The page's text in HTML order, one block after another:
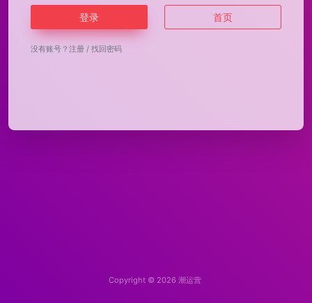
登录 首页
没有账号？ 注册 / 找回密码
Copyright © 2026 潮运营